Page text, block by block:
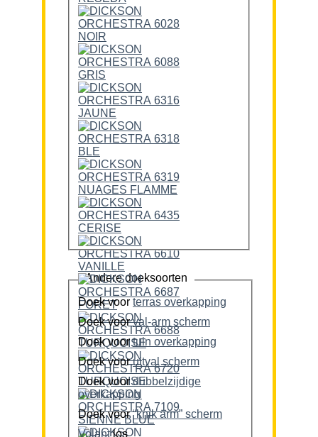
Andere doeksoorten
Doek voor terras overkapping
Doek voor
val-arm scherm
Doek voor
tuin overkapping
Doek voor
uitval scherm
Doek voordubbelzijdige
overkapping
Doek voor
“knik arm” scherm
Volantlos